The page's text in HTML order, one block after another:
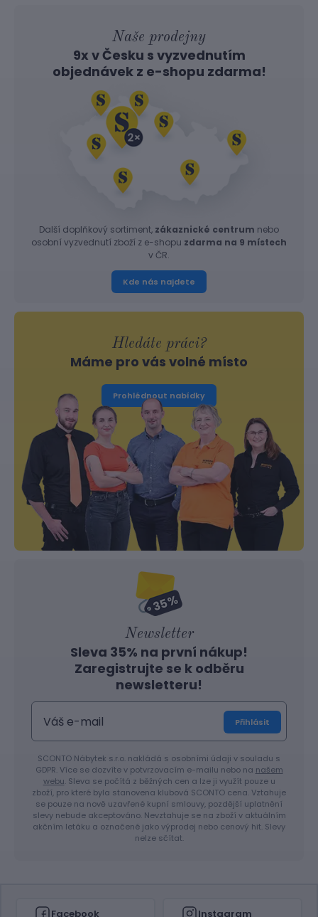
Naše prodejny
9x v Česku s vyzvednutím
objednávek z e-shopu zdarma!
Další doplňkový sortiment, zákaznické centrum nebo
osobní vyzvednutí zboží z e-shopu zdarma na 9 místech
v ČR.
Kde nás najdete
Hledáte práci?
Máme pro vás volné místo
Prohlédnout nabídky
Newsletter
Sleva 35% na první nákup!
Zaregistrujte se k odběru
newsletteru!
Přihlásit
SCONTO Nábytek s.r.o. nakládá s osobními údaji v souladu s
GDPR. Více se dozvíte v potvrzovacím e-mailu nebo na našem
webu. Sleva se počítá z běžných cen a lze ji využít pouze u
zboží, pro které byla stanovena klubová SCONTO cena. Vztahuje
se pouze na nově uzavřené kupní smlouvy, pozdější uplatnění
slevy nebude akceptováno. Nevztahuje se na zboží v aktuálním
akčním letáku a označené jako výprodej nebo cenový hit. Slevy
nelze sčítat.
Facebook Instagram